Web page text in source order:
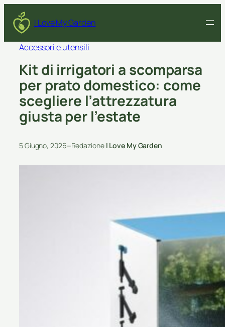
I Love My Garden
Accessori e utensili
Kit di irrigatori a scomparsa
per prato domestico: come
scegliere l’attrezzatura
giusta per l’estate
5 Giugno, 2026–Redazione I Love My Garden